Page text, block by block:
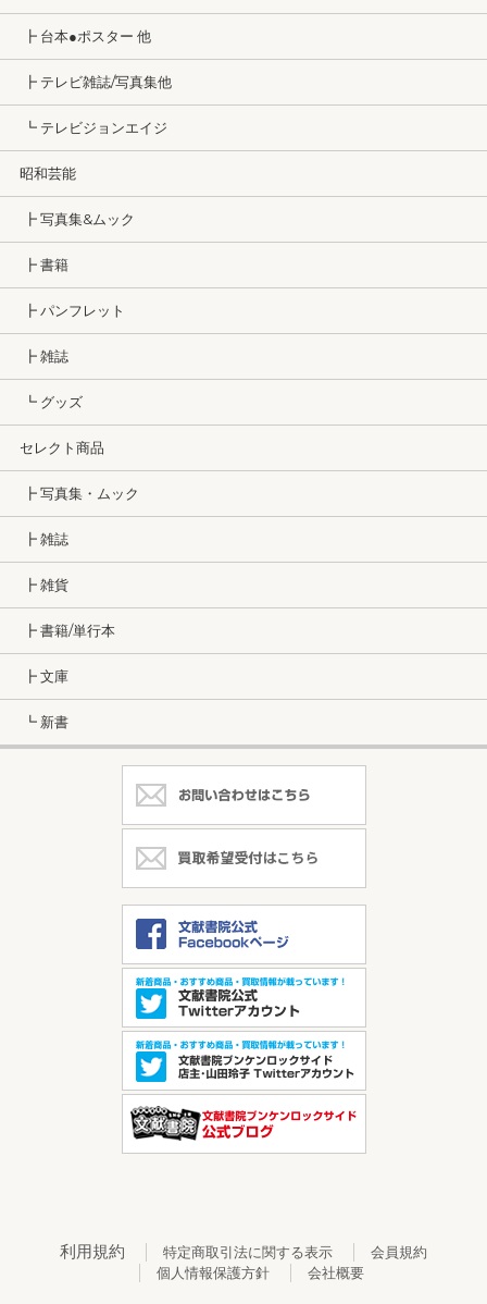
┣ 台本●ポスター 他
┣ テレビ雑誌/写真集他
┗ テレビジョンエイジ
昭和芸能
┣ 写真集&ムック
┣ 書籍
┣ パンフレット
┣ 雑誌
┗ グッズ
セレクト商品
┣ 写真集・ムック
┣ 雑誌
┣ 雑貨
┣ 書籍/単行本
┣ 文庫
┗ 新書
利用規約 特定商取引法に関する表示
会員規約
個人情報保護方針
会社概要